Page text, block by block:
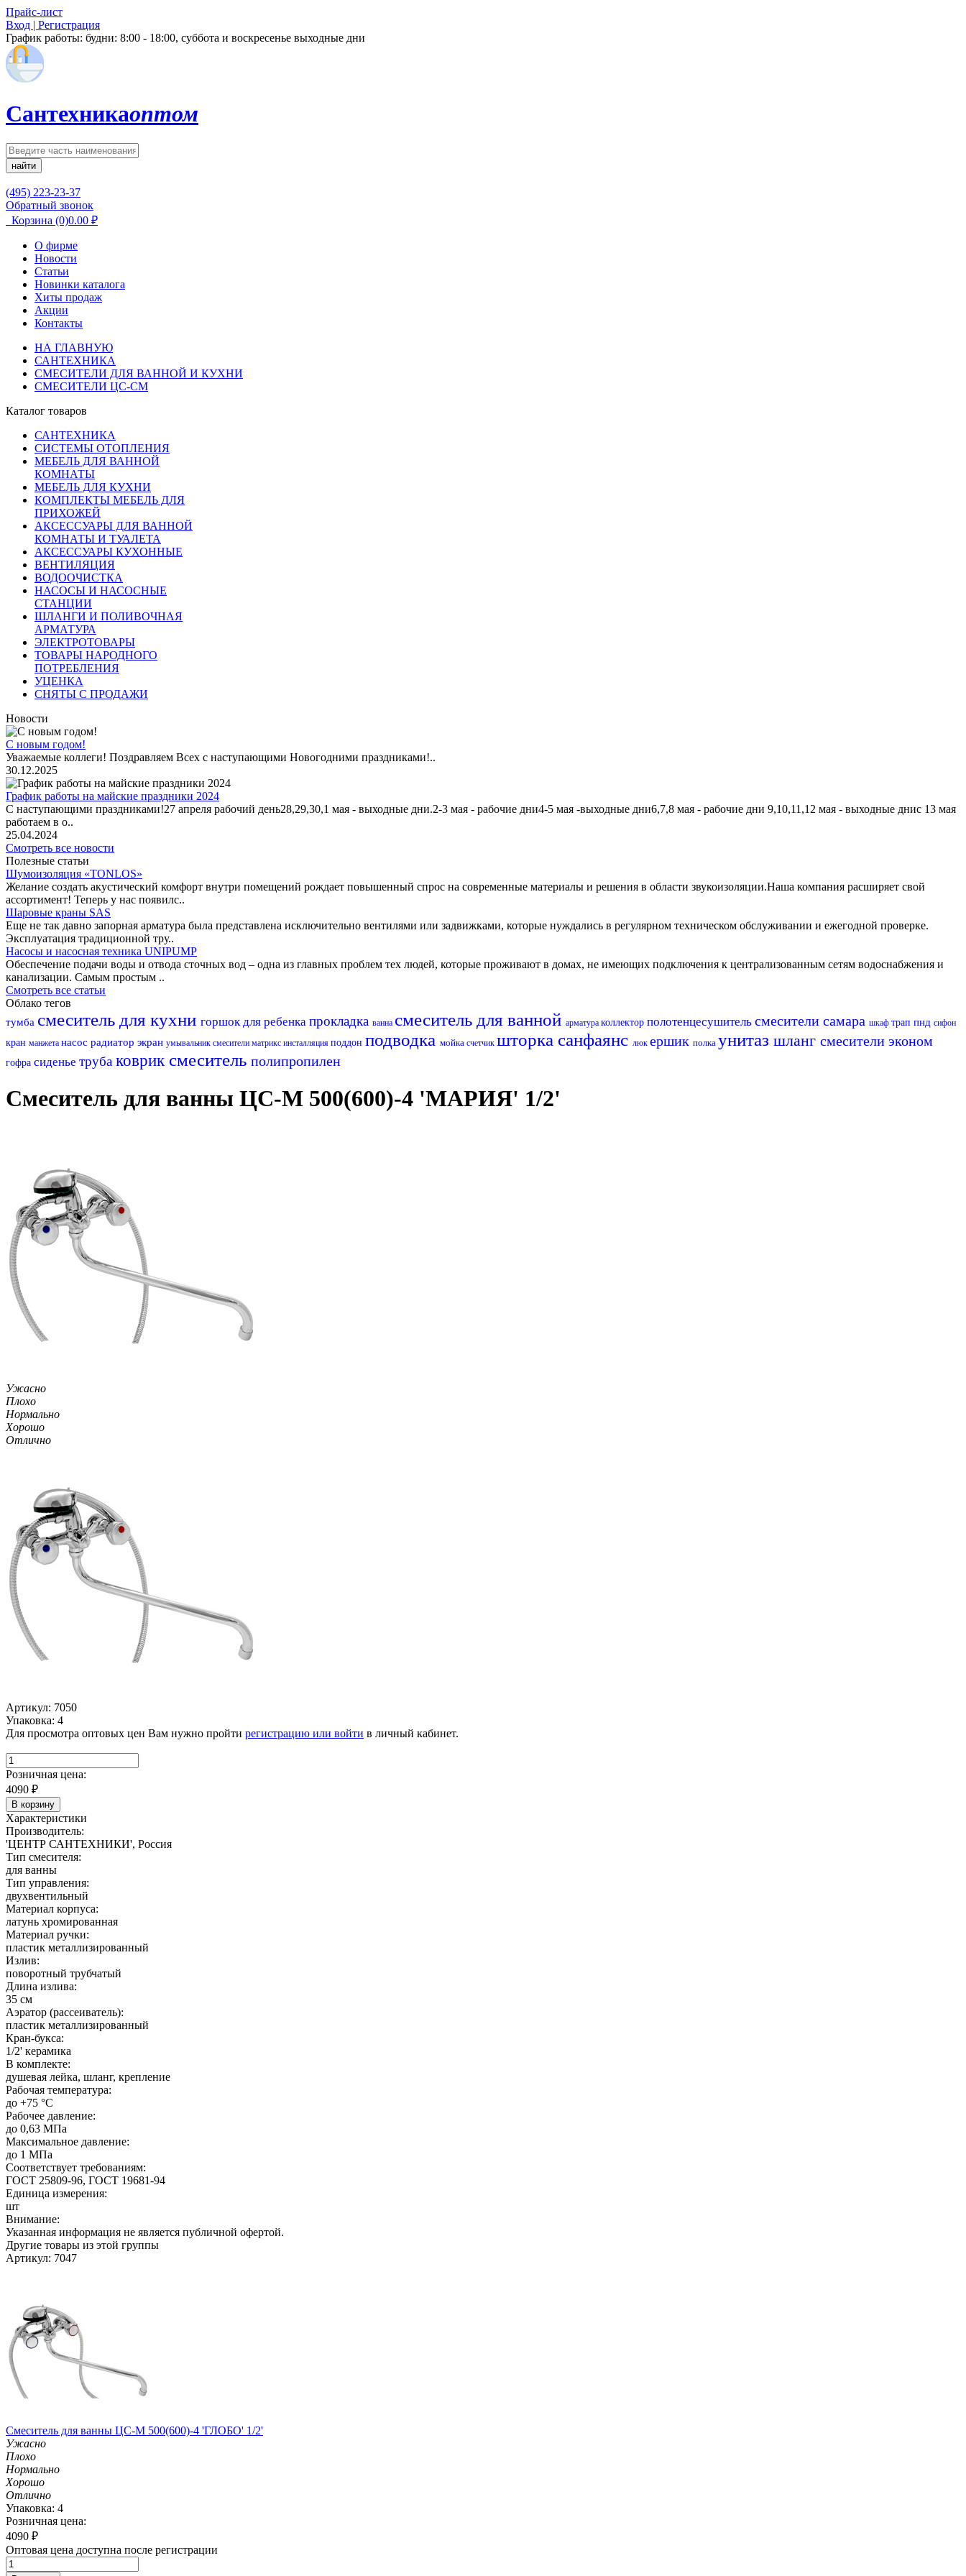
Прайс-лист
Вход | Регистрация
График работы: будни: 8:00 - 18:00, суббота и воскресенье выходные дни
Сантехникаоптом
найти
(495) 223-23-37
Обратный звонок
Корзина (0)0.00 ₽
О фирме
Новости
Статьи
Новинки каталога
Хиты продаж
Акции
Контакты
НА ГЛАВНУЮ
САНТЕХНИКА
СМЕСИТЕЛИ ДЛЯ ВАННОЙ И КУХНИ
СМЕСИТЕЛИ ЦС-СМ
Каталог товаров
САНТЕХНИКА
СИСТЕМЫ ОТОПЛЕНИЯ
МЕБЕЛЬ ДЛЯ ВАННОЙ
КОМНАТЫ
МЕБЕЛЬ ДЛЯ КУХНИ
КОМПЛЕКТЫ МЕБЕЛЬ ДЛЯ
ПРИХОЖЕЙ
АКСЕССУАРЫ ДЛЯ ВАННОЙ
КОМНАТЫ И ТУАЛЕТА
АКСЕССУАРЫ КУХОННЫЕ
ВЕНТИЛЯЦИЯ
ВОДООЧИСТКА
НАСОСЫ И НАСОСНЫЕ
СТАНЦИИ
ШЛАНГИ И ПОЛИВОЧНАЯ
АРМАТУРА
ЭЛЕКТРОТОВАРЫ
ТОВАРЫ НАРОДНОГО
ПОТРЕБЛЕНИЯ
УЦЕНКА
СНЯТЫ С ПРОДАЖИ
Новости
С новым годом!
Уважаемые коллеги! Поздравляем Всех с наступающими Новогодними праздниками!..
30.12.2025
График работы на майские праздники 2024
С наступающими праздниками!27 апреля рабочий день28,29,30,1 мая - выходные дни.2-3 мая - рабочие дни4-5 мая -выходные дни6,7,8 мая - рабочие дни 9,10,11,12 мая - выходные днис 13 мая
работаем в о..
25.04.2024
Смотреть все новости
Полезные статьи
Шумоизоляция «TONLOS»
Желание создать акустический комфорт внутри помещений рождает повышенный спрос на современные материалы и решения в области звукоизоляции.Наша компания расширяет свой
ассортимент! Теперь у нас появилс..
Шаровые краны SAS
Еще не так давно запорная арматура была представлена исключительно вентилями или задвижками, которые нуждались в регулярном техническом обслуживании и ежегодной проверке.
Эксплуатация традиционной тру..
Насосы и насосная техника UNIPUMP
Обеспечение подачи воды и отвода сточных вод – одна из главных проблем тех людей, которые проживают в домах, не имеющих подключения к централизованным сетям водоснабжения и
канализации. Самым простым ..
Смотреть все статьи
Облако тегов
тумба смеситель для кухни горшок для ребенка прокладка ванна смеситель для ванной арматура коллектор полотенцесушитель смесители самара шкаф трап пнд сифон
кран манжета насос радиатор экран умывальник смесители матрикс инсталляция поддон подводка мойка счетчик шторка санфаянс люк ершик полка унитаз шланг смесители эконом
гофра сиденье труба коврик смеситель полипропилен
Смеситель для ванны ЦС-М 500(600)-4 'МАРИЯ' 1/2'
Ужасно
Плохо
Нормально
Хорошо
Отлично
Артикул: 7050
Упаковка: 4
Для просмотра оптовых цен Вам нужно пройти регистрацию или войти в личный кабинет.
Розничная цена:
4090 ₽
В корзину
Характеристики
Производитель:
'ЦЕНТР САНТЕХНИКИ', Россия
Тип смесителя:
для ванны
Тип управления:
двухвентильный
Материал корпуса:
латунь хромированная
Материал ручки:
пластик металлизированный
Излив:
поворотный трубчатый
Длина излива:
35 см
Аэратор (рассеиватель):
пластик металлизированный
Кран-букса:
1/2' керамика
В комплекте:
душевая лейка, шланг, крепление
Рабочая температура:
до +75 °C
Рабочее давление:
до 0,63 МПа
Максимальное давление:
до 1 МПа
Соответствует требованиям:
ГОСТ 25809-96, ГОСТ 19681-94
Единица измерения:
шт
Внимание:
Указанная информация не является публичной офертой.
Другие товары из этой группы
Артикул: 7047
Смеситель для ванны ЦС-М 500(600)-4 'ГЛОБО' 1/2'
Ужасно
Плохо
Нормально
Хорошо
Отлично
Упаковка: 4
Розничная цена:
4090 ₽
Оптовая цена доступна после регистрации